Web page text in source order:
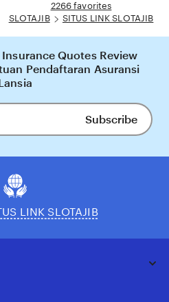
2266 favorites
SLOTAJIB
SITUS LINK SLOTAJIB
Insurance Quotes Review
Pendaftaran Asuransi
Subscribe
LINK SLOTAJIB